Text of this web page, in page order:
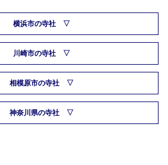
横浜市の寺社
川崎市の寺社
相模原市の寺社
神奈川県の寺社